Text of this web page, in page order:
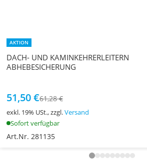
AKTION
DACH- UND KAMINKEHRERLEITERN
ABHEBESICHERUNG
51,50 €61,28 €
exkl. 19% USt., zzgl.Versand
Sofort verfügbar
Art.Nr. 281135